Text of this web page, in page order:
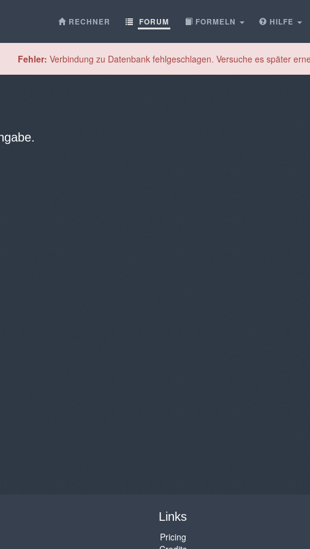
RECHNER FORUM FORMELN HILFE
Fehler: Verbindung zu Datenbank fehlgeschlagen. Versuche es später
Links
Pricing